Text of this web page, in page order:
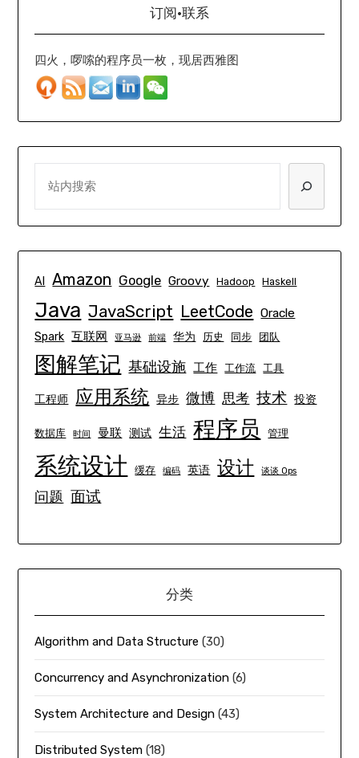
订阅·联系
四火，啰嗦的程序员一枚，现居西雅图
AI Amazon Google Groovy Hadoop Haskell
Java JavaScript LeetCode Oracle
Spark 互联网 亚马逊 前端 华为 历史 同步 团队
图解笔记 基础设施 工作 工作流 工具
工程师 应用系统 异步 微博 思考 技术 投资
数据库 时间 曼联 测试 生活 程序员 管理
系统设计 缓存 编码 英语 设计 谈谈 Ops
问题 面试
分类
Algorithm and Data Structure (30)
Concurrency and Asynchronization (6)
System Architecture and Design (43)
Distributed System (18)